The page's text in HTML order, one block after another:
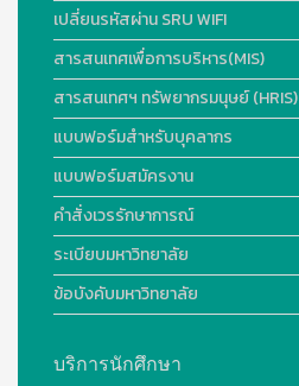
เปลี่ยนรหัสผ่าน SRU WIFI
สารสนเทศเพื่อการบริหาร(MIS)
สารสนเทศฯ ทรัพยากรมนุษย์ (HRIS)
แบบฟอร์มสำหรับบุคลากร
แบบฟอร์มสมัครงาน
คำสั่งเวรรักษาการณ์
ระเบียบมหาวิทยาลัย
ข้อบังคับมหาวิทยาลัย
บริการนักศึกษา